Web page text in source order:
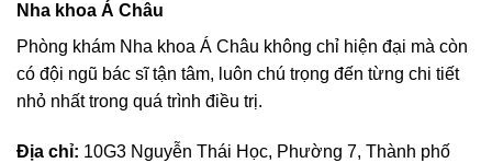
Nha khoa Á Châu
Phòng khám Nha khoa Á Châu không chỉ hiện đại mà còn
có đội ngũ bác sĩ tận tâm, luôn chú trọng đến từng chi tiết
nhỏ nhất trong quá trình điều trị.
Địa chỉ: 10G3 Nguyễn Thái Học, Phường 7, Thành phố